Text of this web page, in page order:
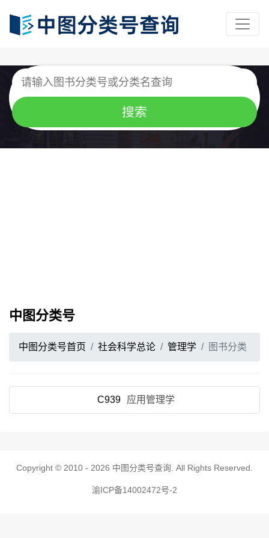
中图分类号
中图分类号首页 社会科学总论 管理学 图书分类
C939 应用管理学
Copyright © 2010 - 2026 中图分类号查询 . All Rights Reserved.
渝ICP备14002472号-2